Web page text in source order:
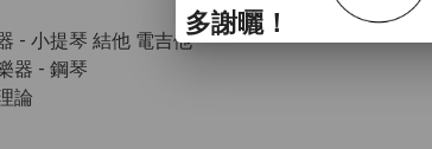
- 小提琴 結他 電吉他
器 - 鋼琴
論
多謝曬！